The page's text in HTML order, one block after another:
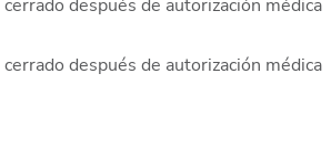
después de autorización médica
después de autorización médica